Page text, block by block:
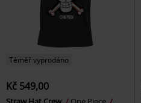
Téměř vyprodáno
Kč 549,00